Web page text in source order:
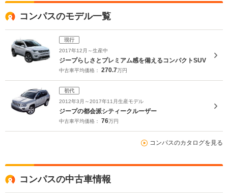
コンパスのモデル一覧
現行
2017年12月～生産中
ジープらしさとプレミアム感を備えるコンパクトSUV
中古車平均価格： 270.7万円
初代
2012年3月～2017年11月生産モデル
ジープの都会派シティークルーザー
中古車平均価格： 76万円
コンパスのカタログを見る
コンパスの中古車情報